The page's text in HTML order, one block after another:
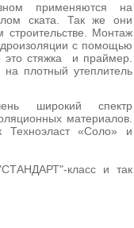
применяются на
ската. Так же они
Монтаж
с помощью
это стяжка и праймер.
плотный утеплитель
широкий спектр
материалов.
Техноэласт «Соло» и
класс и так